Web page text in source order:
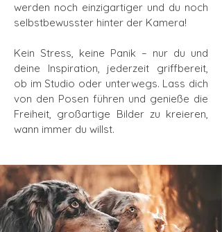
werden noch einzigartiger und du noch
selbstbewusster hinter der Kamera!
Kein Stress, keine Panik – nur du und
deine Inspiration, jederzeit griffbereit,
ob im Studio oder unterwegs. Lass dich
von den Posen führen und genieße die
Freiheit, großartige Bilder zu kreieren,
wann immer du willst.